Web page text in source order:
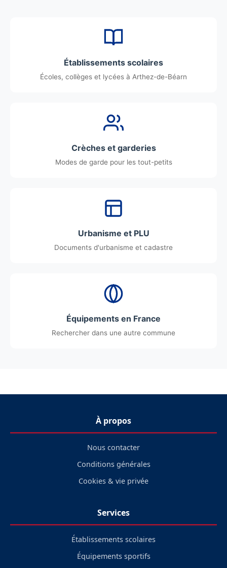
Établissements scolaires
Écoles, collèges et lycées à Arthez-de-Béarn
Crèches et garderies
Modes de garde pour les tout-petits
Urbanisme et PLU
Documents d'urbanisme et cadastre
Équipements en France
Rechercher dans une autre commune
À propos
Nous contacter
Conditions générales
Cookies & vie privée
Services
Établissements scolaires
Équipements sportifs